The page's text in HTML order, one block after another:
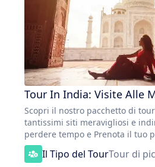
Tour In India: Visite Alle
Scopri il nostro pacchetto di
tantissimi siti meravigliosi e
perdere tempo e Prenota il tuo
Il Tipo del TourTour di